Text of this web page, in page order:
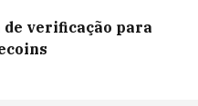
verificação para